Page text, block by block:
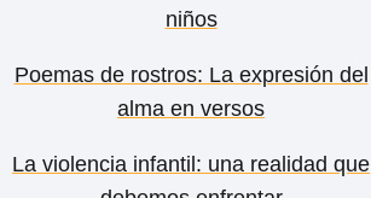
niños
Poemas de rostros: La expresión del
alma en versos
La violencia infantil: una realidad que